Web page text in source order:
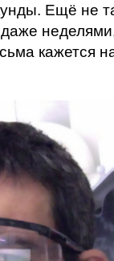
Ещё не
кажется